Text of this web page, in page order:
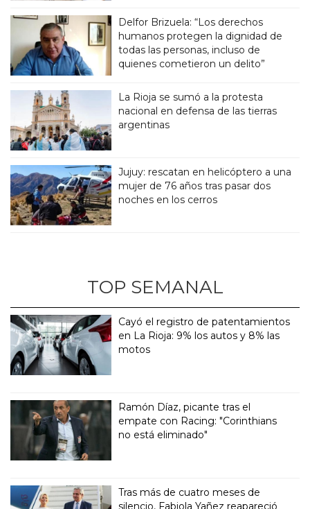
Delfor Brizuela: “Los derechos
humanos protegen la dignidad de
todas las personas, incluso de
quienes cometieron un delito”
La Rioja se sumó a la protesta
nacional en defensa de las tierras
argentinas
Jujuy: rescatan en helicóptero a una
mujer de 76 años tras pasar dos
noches en los cerros
TOP SEMANAL
Cayó el registro de patentamientos
en La Rioja: 9% los autos y 8% las
motos
Ramón Díaz, picante tras el
empate con Racing: "Corinthians
no está eliminado"
Tras más de cuatro meses de
silencio, Fabiola Yañez reapareció